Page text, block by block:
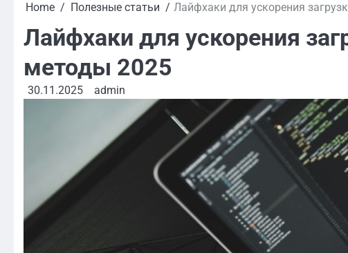
Home Полезные статьи Лайфхаки для ускорения
Лайфхаки для ускорения
методы 2025
30.11.2025 admin